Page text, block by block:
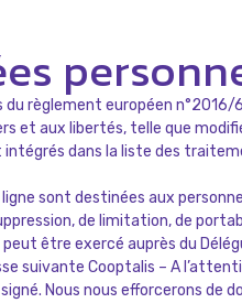
règlement européen n°2016/
et aux libertés, telle que
dans la liste des
sont destinées aux
de limitation, de
être exercé auprès du
suivante Cooptalis – A
Nous nous efforcerons